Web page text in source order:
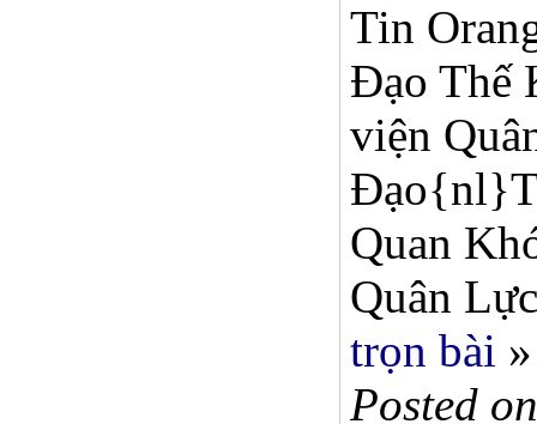
Tin
Đạo Thế
viện
Quan
Quân
trọn bài »
Posted